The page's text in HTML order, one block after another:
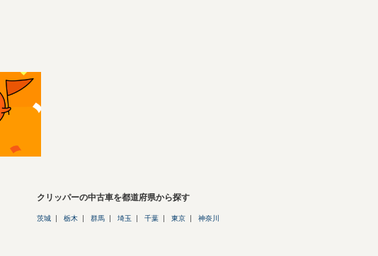
クリッパーの中古車を都道府県から探す
茨城 栃木 群馬 埼玉 千葉 東京 神奈川